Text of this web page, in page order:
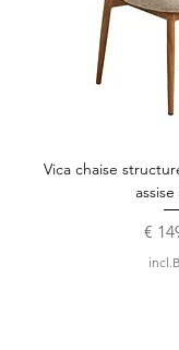
Vica chaise
Prijs
€